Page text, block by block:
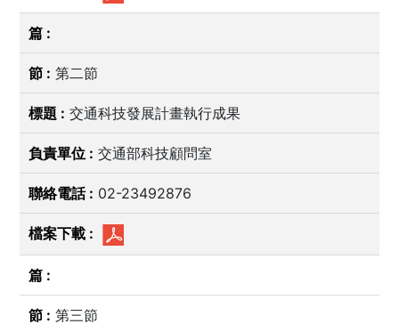
第二節
交通科技發展計畫執行成果
交通部科技顧問室
02-23492876
第三節